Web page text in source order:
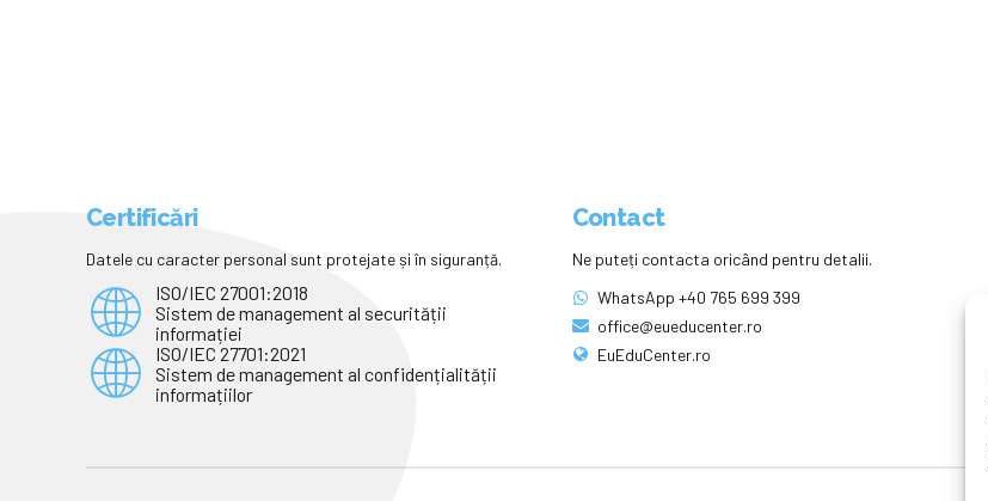
Certificări
Datele cu caracter personal sunt protejate și în siguranță.
ISO/IEC 27001:2018
Sistem de management al securității
informației
ISO/IEC 27701:2021
Sistem de management al confidențialității
informațiilor
Contact
Ne puteți contacta oricând pentru detalii.
WhatsApp +40 765 699 399
office@eueducenter.ro
EuEduCenter.ro